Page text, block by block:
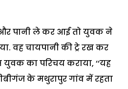
पानी ले कर आई तो युवक ने
वह चायपानी की ट्रे रख कर
युवक का परिचय कराया, ‘‘यह
के मथुरापुर गांव में रहता